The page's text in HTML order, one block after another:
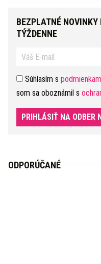
BEZPLATNÉ
TÝŽDENNE
Súhlasím s
som sa oboznámil s
PRIHLÁSIŤ NA ODBER
ODPORÚČANÉ